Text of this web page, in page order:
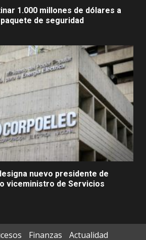
1.000 millones de dólares a
de seguridad
nuevo presidente de
viceministro de Servicios
Finanzas Actualidad